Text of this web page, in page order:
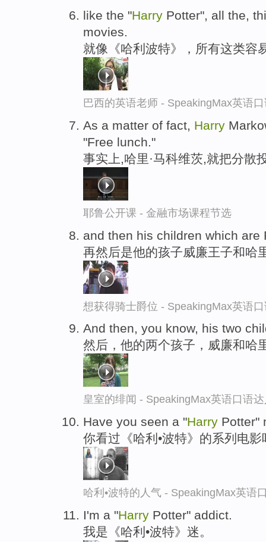
like the "Harry Potter", all the,
movies.
就像《哈利波特》，所有这类容
巴西的英语老师 - SpeakingMax英语
As a matter of fact, Harry
"Free lunch."
事实上,哈里·马科维茨,就把分散
耶鲁公开课 - 金融市场课程节选
and then his children which
再然后是他的孩子威廉王子和哈
想获得骑士爵位 - SpeakingMax英语
And then, you know, his two
然后，他的两个孩子，威廉和哈
皇室的绯闻 - SpeakingMax英语口语
Have you seen a "Harry Potter"
你看过《哈利•波特》的系列电影
哈利•波特的人气 - SpeakingMax英语
I'm a "Harry Potter" addict.
我是《哈利•波特》迷。